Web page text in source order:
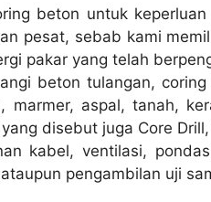
beton untuk
pesat, sebab kami
pakar yang telah
beton tulangan,
aspal, tanah,
disebut juga Core
kabel, ventilasi,
pengambilan uji